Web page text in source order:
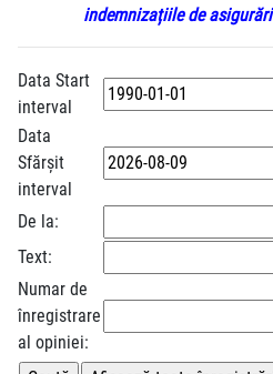
indemnizațiile de
Data Start
interval
Data
Sfărșit
interval
De la:
Text:
Numar de
înregistrare
al opiniei: